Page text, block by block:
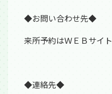
◆お問い合わせ先◆
来所予約はＷＥＢサイ
◆連絡先◆